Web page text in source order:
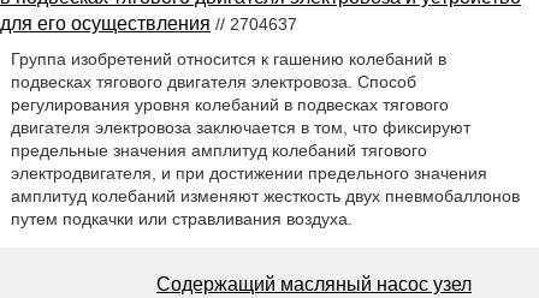
для его осуществления // 2704637
Группа изобретений относится к гашению колебаний в
подвесках тягового двигателя электровоза. Способ
регулирования уровня колебаний в подвесках тягового
двигателя электровоза заключается в том, что фиксируют
предельные значения амплитуд колебаний тягового
электродвигателя, и при достижении предельного значения
амплитуд колебаний изменяют жесткость двух пневмобаллонов
путем подкачки или стравливания воздуха.
Содержащий масляный насос узел